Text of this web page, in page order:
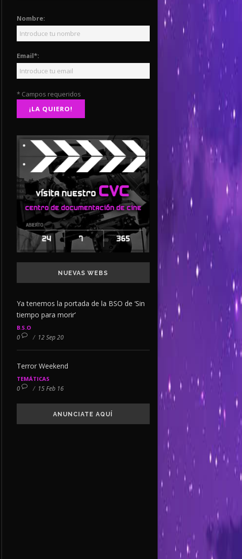
Nombre:
Email*:
* Campos requeridos
NUEVAS WEBS
Ya tenemos la portada de la BSO de ‘Sin
tiempo para morir’
B.S.O
0 / 12 Sep 20
Terror Weekend
TEMÁTICAS
0 / 15 Feb 16
ANUNCIATE AQUÍ